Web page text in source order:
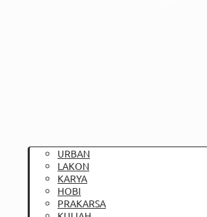
URBAN
LAKON
KARYA
HOBI
PRAKARSA